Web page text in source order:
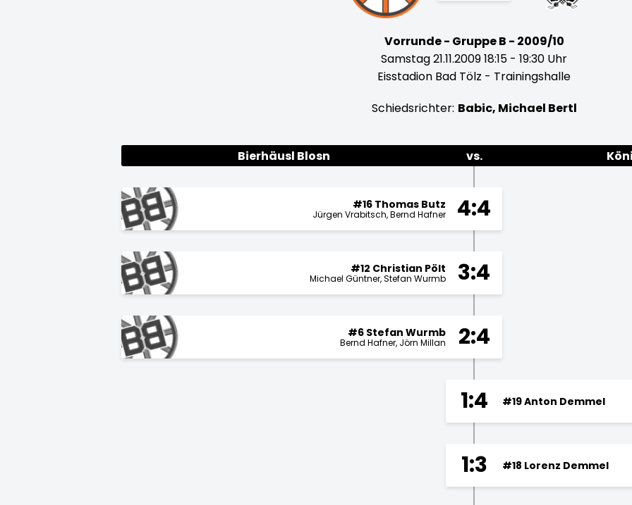
Vorrunde - Gruppe B - 2009/10
Samstag 21.11.2009 18:15 - 19:30 Uhr
Eisstadion Bad Tölz - Trainingshalle
Schiedsrichter: Babic, Michael Bertl
Bierhäusl Blosn vs.
4:4
#16 Thomas Butz
Jürgen Vrabitsch Bernd Hafner
3:4
#12 Christian Pölt
Michael Güntner Stefan Wurmb
2:4
#6 Stefan Wurmb
Bernd Hafner Jörn Millan
1:4 #19 Anton Demmel
1:3 #18 Lorenz Demmel